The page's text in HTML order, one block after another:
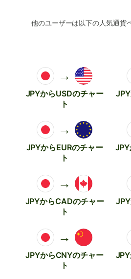
他のユーザーは以下の人気通貨
→
JPYからUSDのチャー
ト
→
JPYからEURのチャー
ト
→
JPYからCADのチャー
ト
→
JPYからCNYのチャー
ト